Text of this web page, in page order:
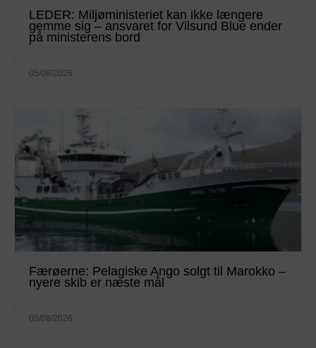
LEDER: Miljøministeriet kan ikke længere
gemme sig – ansvaret for Vilsund Blue ender
på ministerens bord
05/08/2026
Færøerne: Pelagiske Ango solgt til Marokko –
nyere skib er næste mål
05/08/2026